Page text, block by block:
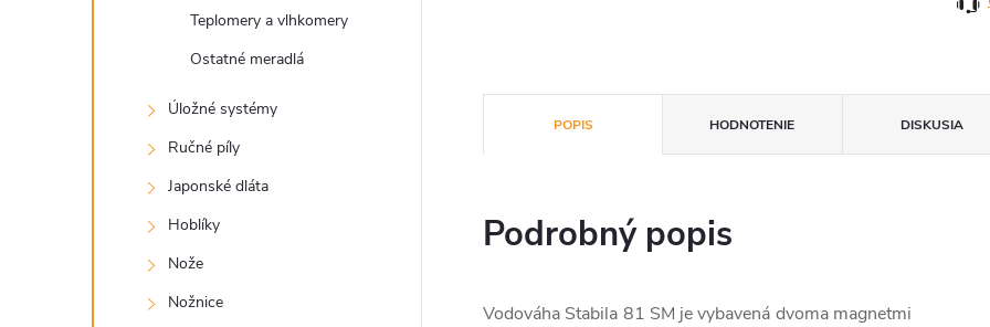
Teplomery a vlhkomery
Ostatné meradlá
Úložné systémy
Ručné píly
Japonské dláta
Hoblíky
Nože
Nožnice
POPIS HODNOTENIE DISKUSIA
Podrobný popis
Vodováha Stabila 81 SM je vybavená dvoma magnetmi